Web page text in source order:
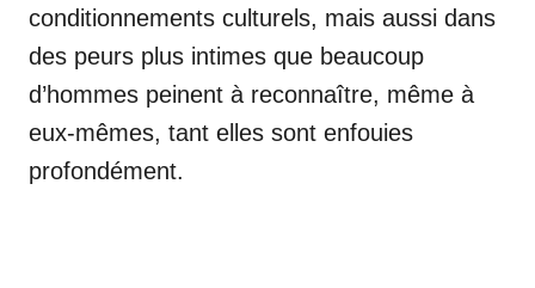
conditionnements culturels, mais aussi dans
des peurs plus intimes que beaucoup
d’hommes peinent à reconnaître, même à
eux-mêmes, tant elles sont enfouies
profondément.